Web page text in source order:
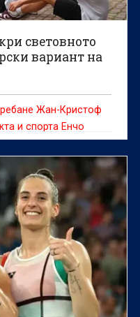
световното
вариант на
Жан-Кристоф
и спорта Енчо
дадоха старт на
до 19 г., което
9 август.